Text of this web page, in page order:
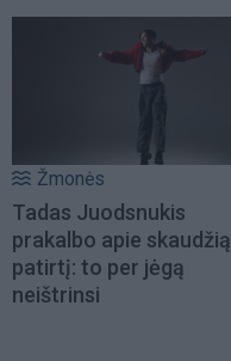
Žmonės
Tadas Juodsnukis
prakalbo apie skaudžią
patirtį: to per jėgą
neištrinsi